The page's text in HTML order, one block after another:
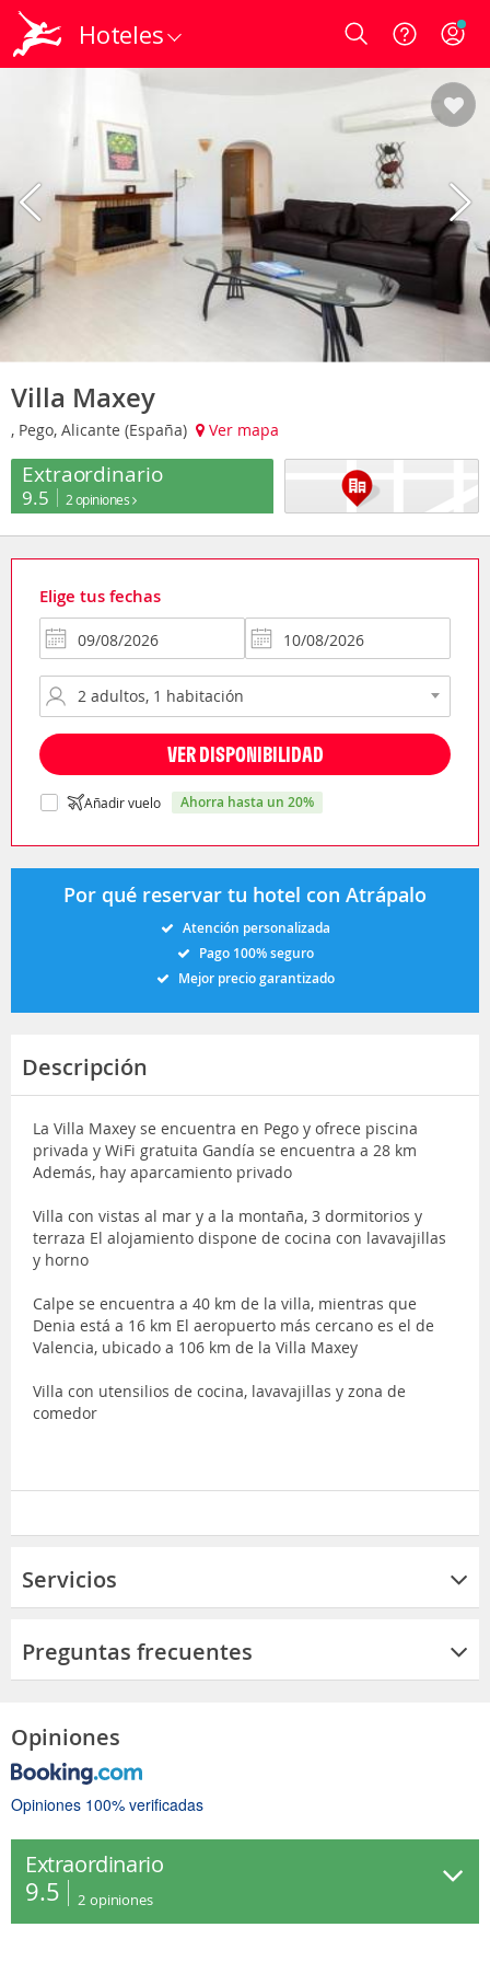
Hoteles Login
Villa Maxey
, Pego, Alicante (España) Ver mapa
Extraordinario
9.5 2 opiniones
Elige tus fechas
VER DISPONIBILIDAD
Añadir vuelo ahorra hasta un 20%
Por qué reservar tu hotel con Atrápalo
Atención personalizada
Pago 100% seguro
Mejor precio garantizado
Descripción
La Villa Maxey se encuentra en Pego y ofrece piscina
privada y WiFi gratuita Gandía se encuentra a 28 km
Además, hay aparcamiento privado
Villa con vistas al mar y a la montaña, 3 dormitorios y
terraza El alojamiento dispone de cocina con lavavajillas
y horno
Calpe se encuentra a 40 km de la villa, mientras que
Denia está a 16 km El aeropuerto más cercano es el de
Valencia, ubicado a 106 km de la Villa Maxey
Villa con utensilios de cocina, lavavajillas y zona de
comedor
Servicios
Preguntas frecuentes
Opiniones
Opiniones 100% verificadas
Extraordinario
9.5 2 opiniones